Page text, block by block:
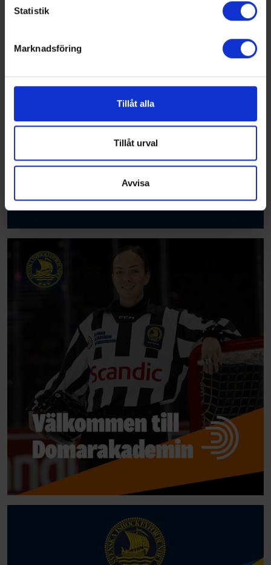
Du kan ändra eller dra tillbaka ditt samtycke när som
Vi använder enhetsidentifierare för att anpassa innehållet
för sociala medier och analysera vår trafik. Vi
vidarebefordrar även sådana identifierare och annan
annons- och analysföretag som vi samarbetar med.
Dessa kan i sin tur kombinera informationen med annan
information som du har tillhandahållit eller som de har
samlat in när du har använt deras tjänster.
Statistik
Marknadsföring
Tillåt alla
Tillåt urval
Avvisa